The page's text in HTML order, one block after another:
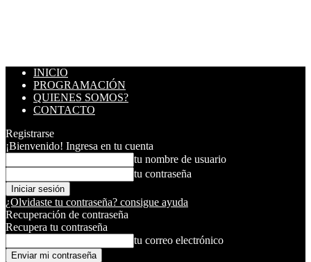
INICIO
PROGRAMACIÓN
QUIENES SOMOS?
CONTACTO
Registrarse
¡Bienvenido! Ingresa en tu cuenta
tu nombre de usuario
tu contraseña
¿Olvidaste tu contraseña? consigue ayuda
Recuperación de contraseña
Recupera tu contraseña
tu correo electrónico